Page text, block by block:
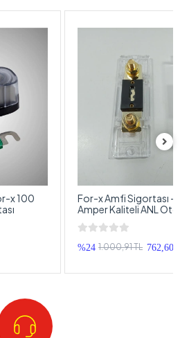
For-x Amfi Sigortası
Amper Kaliteli ANL
Sigortası
%24 1.000,91 TL 762,60